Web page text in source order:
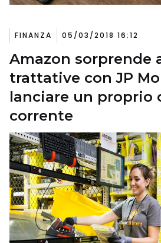
FINANZA 05/03/2018 16:12
Amazon sorprende
trattative con JP
lanciare un proprio
corrente